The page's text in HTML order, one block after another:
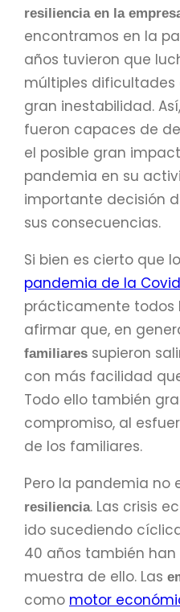
resiliencia en la
encontramos en la
años tuvieron que
múltiples
gran inestabilidad.
fueron capaces de
el posible gran
pandemia en su
importante decisión
sus consecuencias.
Si bien es cierto que
pandemia de la
prácticamente todos
afirmar que, en
familiares supieron
con más facilidad
Todo ello también
compromiso, al
de los familiares.
Pero la pandemia no
resiliencia. Las crisis
ido sucediendo
40 años también
muestra de ello. Las
como motor